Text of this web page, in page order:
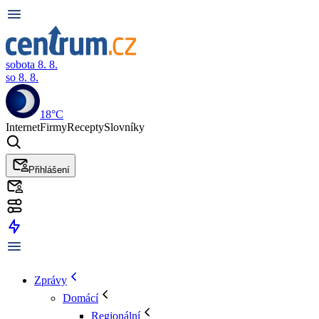
sobota 8. 8.
so 8. 8.
18°C
InternetFirmyReceptySlovníky
Přihlášení
Zprávy
Domácí
Regionální